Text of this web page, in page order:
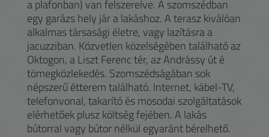
a plafonban) van felszerelve. A szomszédban
egy garázs hely jár a lakáshoz. A terasz kiválóan
alkalmas társasági életre, vagy lazításra a
jacuzziban. Közvetlen közelségében található az
Oktogon, a Liszt Ferenc tér, az Andrássy út é
tömegközlekedés. Szomszédságában sok
népszerű étterem található. Internet, kábel-TV,
telefonvonal, takarító és mosodai szolgáltatások
elérhetőek plusz költség fejében. A lakás
bútorral vagy bútor nélkül egyaránt bérelhető.